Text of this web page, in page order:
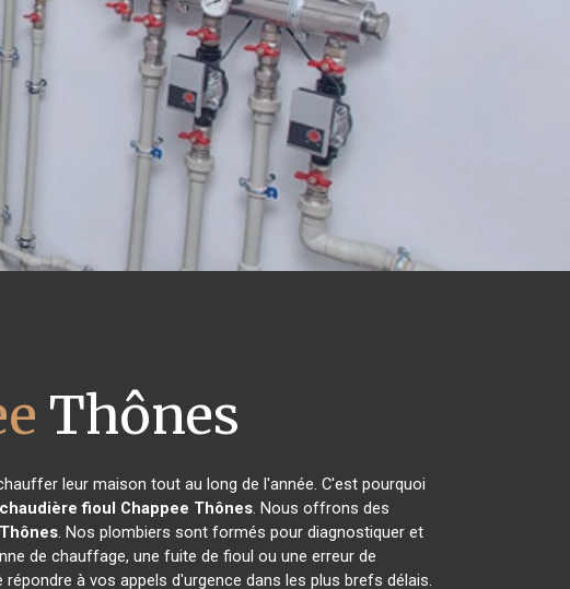
Thônes
leur maison tout au long de l'année. C'est pourquoi
chaudière fioul Chappee Thônes. Nous offrons des
Thônes. Nos plombiers sont formés pour diagnostiquer et
de chauffage, une fuite de fioul ou une erreur de
à vos appels d'urgence dans les plus brefs délais.